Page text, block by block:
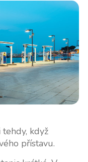
když
přístavu.